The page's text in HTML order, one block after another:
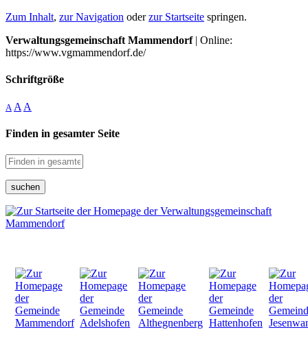
Zum Inhalt, zur Navigation oderzur Startseite springen.
Verwaltungsgemeinschaft Mammendorf| Online:
https://www.vgmammendorf.de/
Schriftgröße
A A A
Finden in gesamter Seite
suchen